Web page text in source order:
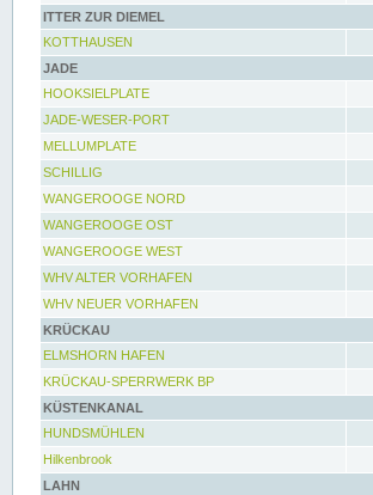
ITTER ZUR DIEMEL
KOTTHAUSEN
JADE
HOOKSIELPLATE
JADE-WESER-PORT
MELLUMPLATE
SCHILLIG
WANGEROOGE NORD
WANGEROOGE OST
WANGEROOGE WEST
WHV ALTER VORHAFEN
WHV NEUER VORHAFEN
KRÜCKAU
ELMSHORN HAFEN
KRÜCKAU-SPERRWERK BP
KÜSTENKANAL
HUNDSMÜHLEN
Hilkenbrook
LAHN